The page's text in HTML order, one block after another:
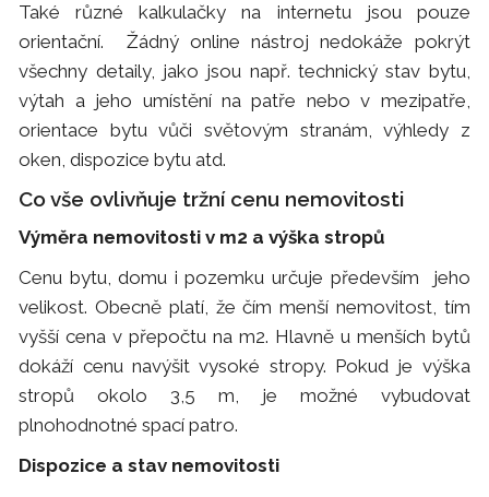
Také různé kalkulačky na internetu jsou pouze
orientační. Žádný online nástroj nedokáže pokrýt
všechny detaily, jako jsou např. technický stav bytu,
výtah a jeho umístění na patře nebo v mezipatře,
orientace bytu vůči světovým stranám, výhledy z
oken, dispozice bytu atd.
Co vše ovlivňuje tržní cenu nemovitosti
Výměra nemovitosti v m2 a výška stropů
Cenu bytu, domu i pozemku určuje především jeho
velikost. Obecně platí, že čím menší nemovitost, tím
vyšší cena v přepočtu na m2. Hlavně u menších bytů
dokáží cenu navýšit vysoké stropy. Pokud je výška
stropů okolo 3,5 m, je možné vybudovat
plnohodnotné spací patro.
Dispozice a stav nemovitosti